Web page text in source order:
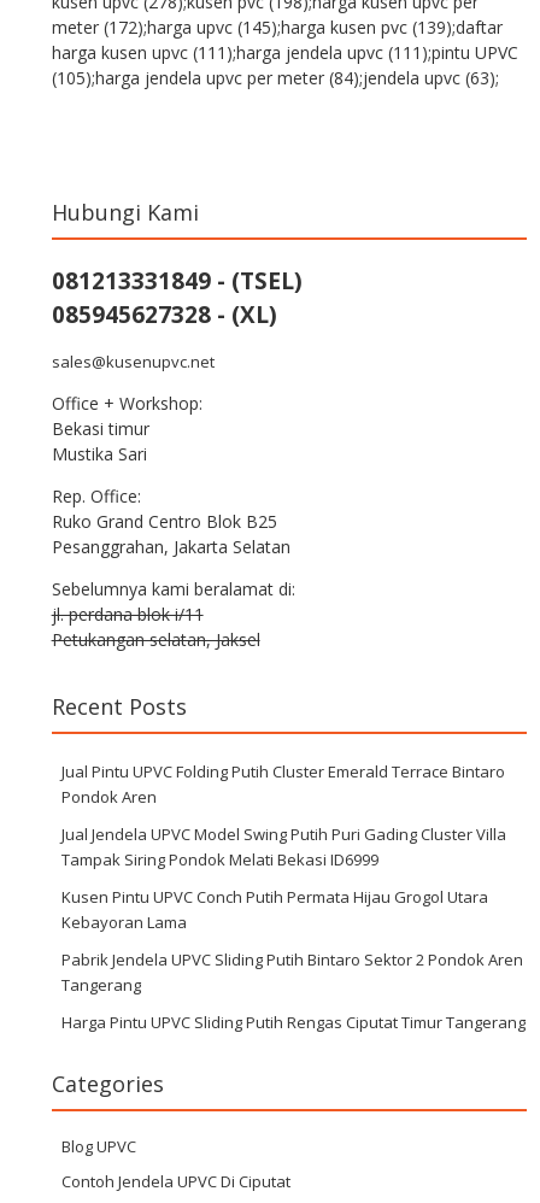
meter (172);harga upvc (145);harga kusen pvc (139);daftar
harga kusen upvc (111);harga jendela upvc (111);pintu UPVC
(105);harga jendela upvc per meter (84);jendela upvc (63);
Hubungi Kami
081213331849 - (TSEL)
085945627328 - (XL)
sales@kusenupvc.net
Office + Workshop:
Bekasi timur
Mustika Sari
Rep. Office:
Ruko Grand Centro Blok B25
Pesanggrahan, Jakarta Selatan
Sebelumnya kami beralamat di:
jl. perdana blok i/11
Petukangan selatan, Jaksel
Recent Posts
Jual Pintu UPVC Folding Putih Cluster Emerald Terrace Bintaro
Pondok Aren
Jual Jendela UPVC Model Swing Putih Puri Gading Cluster Villa
Tampak Siring Pondok Melati Bekasi ID6999
Kusen Pintu UPVC Conch Putih Permata Hijau Grogol Utara
Kebayoran Lama
Pabrik Jendela UPVC Sliding Putih Bintaro Sektor 2 Pondok Aren
Tangerang
Harga Pintu UPVC Sliding Putih Rengas Ciputat Timur Tangerang
Categories
Blog UPVC
Contoh Jendela UPVC Di Ciputat